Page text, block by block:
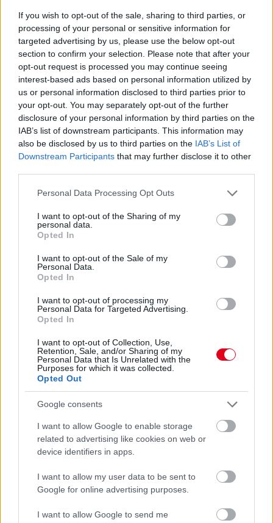
If you wish to opt-out of the sale, sharing to third parties, or
processing of your personal or sensitive information for
targeted advertising by us, please use the below opt-out
section to confirm your selection. Please note that after your
opt-out request is processed you may continue seeing
interest-based ads based on personal information utilized by
us or personal information disclosed to third parties prior to
your opt-out. You may separately opt-out of the further
disclosure of your personal information by third parties on the
IAB’s list of downstream participants. This information may
also be disclosed by us to third parties on the IAB’s List of
Downstream Participants that may further disclose it to other
Please note that this website/app uses one or more Google
not limited to your visit or usage behaviour. You may click to
grant or deny consent to Google and its third-party tags to
use your data for below specified purposes in below Google
consent section.
Personal Data Processing Opt Outs
I want to opt-out of the Sharing of my
personal data.
Opted In
I want to opt-out of the Sale of my
Personal Data.
Opted In
I want to opt-out of processing my
Personal Data for Targeted Advertising.
Opted In
I want to opt-out of Collection, Use,
Retention, Sale, and/or Sharing of my
Personal Data that Is Unrelated with the
Purposes for which it was collected.
Opted Out
Google consents
I want to allow Google to enable storage
related to advertising like cookies on web or
device identifiers in apps.
I want to allow my user data to be sent to
Google for online advertising purposes.
I want to allow Google to send me
„Ha azt kérdezed tőlem, mit tennék ebben az esetben, a válasz
egyszerű: a lehető legkisebbre csökkenteném annak a
kockázatát, hogy elveszítsük ez a csapatszellemet. Ha egy
csapatnak két kiváló pilótája van, miért kellene felborítani a
dolgokat?” – foglalt állást amellett, hogy ő nem változtatna
Lando Norris és Oscar Piastri kettősén, és hozzátette azt is,
hogy Norris révén már egy bizonyított bajnokkal is
rendelkeznek.
Majd rámutatott a kettejük párosára is:
„Mi voltunk a leghosszabb ideig együtt versenyző pilótapáros a
McLarennél! Ez csak azt bizonyítja, hogy egyáltalán nem
szükséges új embert hozni, ha a csapaton belüli harmónia
egyszerűen jó. Bár néha nehéz eset voltál, ne feledd, David! De
fotó: DPPI
4 napja
Megvan, mikor kezdődik az F1-es Bahreini
Nagydíj Malajziában
Malajziába, Sepangba, ahol 2017 után rendeznek újra versenyt,